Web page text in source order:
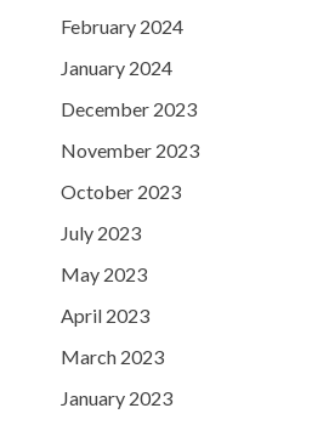
February 2024
January 2024
December 2023
November 2023
October 2023
July 2023
May 2023
April 2023
March 2023
January 2023